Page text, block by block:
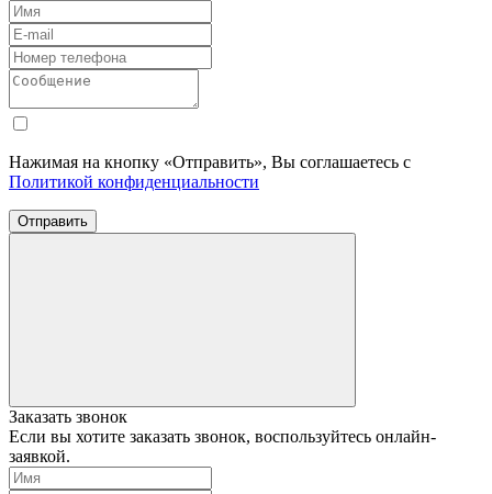
Нажимая на кнопку «Отправить», Вы соглашаетесь с
Политикой конфиденциальности
Отправить
Заказать звонок
Если вы хотите заказать звонок, воспользуйтесь онлайн-
заявкой.